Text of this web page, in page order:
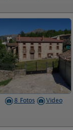
8 Fotos Video